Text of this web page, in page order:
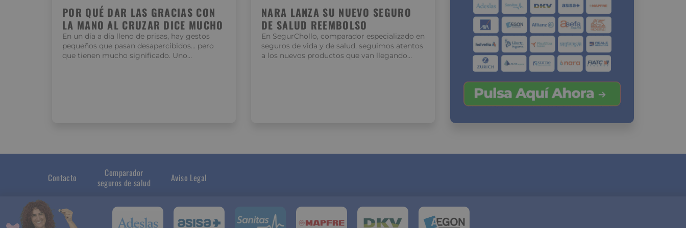
POR QUÉ DAR LAS GRACIAS CON
LA MANO AL CRUZAR DICE MUCHO
En un día a día lleno de prisas, hay gestos
pequeños que pasan desapercibidos… pero
que tienen mucho significado. Uno…
NARA LANZA SU NUEVO SEGURO
DE SALUD REEMBOLSO
En SegurChollo, comparador especializado en
seguros de vida y de salud, seguimos atentos
a los nuevos productos que van llegando…
Contacto
Comparador
seguros de salud
Aviso Legal